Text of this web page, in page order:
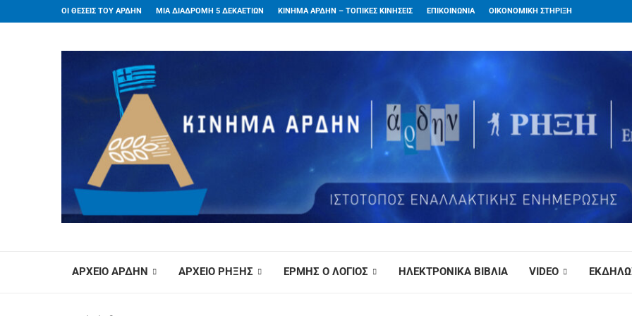
ΟΙ ΘΕΣΕΙΣ ΤΟΥ ΑΡΔΗΝ ΜΙΑ ΔΙΑΔΡΟΜΗ 5 ΔΕΚΑΕΤΙΩΝ ΚΙΝΗΜΑ ΑΡΔΗΝ – ΤΟΠΙΚΕΣ ΚΙΝΗΣΕΙΣ ΕΠΙΚΟΙΝΩΝΙΑ ΟΙΚΟΝΟΜΙΚΗ ΣΤΗΡΙΞΗ
ΑΡΧΕΙΟ ΑΡΔΗΝ ΑΡΧΕΙΟ ΡΗΞΗΣ ΕΡΜΗΣ Ο ΛΟΓΙΟΣ ΗΛΕΚΤΡΟΝΙΚΑ ΒΙΒΛΙΑ VIDEO